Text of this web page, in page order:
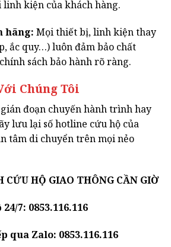
kiện của khách hàng.
hãng: Mọi thiết bị, linh kiện thay
ắc quy…) luôn đảm bảo chất
sách bảo hành rõ ràng.
Chúng Tôi
đoạn chuyến hành trình hay
lưu lại số hotline cứu hộ của
tâm di chuyển trên mọi nẻo
CỨU HỘ GIAO THÔNG CẦN GIỜ
7: 0853.116.116
qua Zalo: 0853.116.116